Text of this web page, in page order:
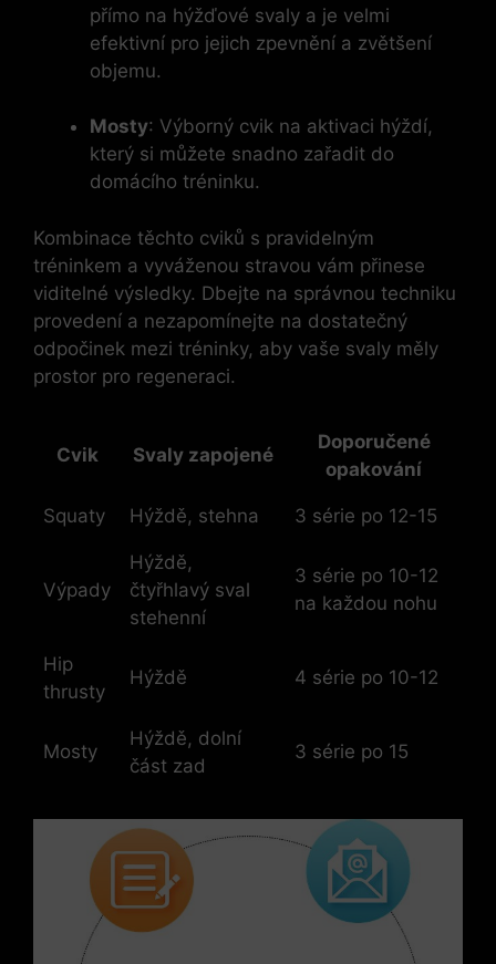
přímo na hýžďové svaly a je velmi
efektivní pro jejich zpevnění a ‌zvětšení
objemu.
Mosty: Výborný cvik na aktivaci hýždí,
který si můžete snadno ⁤zařadit do
domácího tréninku.
Kombinace těchto cviků s pravidelným
tréninkem a vyváženou stravou vám přinese
viditelné výsledky. Dbejte na správnou techniku
provedení ‍a nezapomínejte na dostatečný
⁤odpočinek mezi tréninky, aby vaše svaly měly
prostor pro ⁤regeneraci.
Cvik Svaly zapojené
Doporučené
opakování
Squaty Hýždě, stehna 3 série‍ po 12-15
Výpady
Hýždě,
čtyřhlavý sval
stehenní
3 série po 10-12
na každou nohu
Hip
thrusty
Hýždě 4 série po 10-12
Mosty
Hýždě, dolní
část zad
3 série po‍ 15